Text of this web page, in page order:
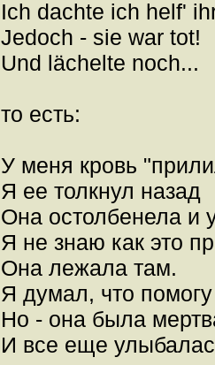
Ich dachte ich helf'
Jedoch - sie war tot!
Und lächelte noch...
то есть:
У меня кровь
Я ее толкнул назад
Она остолбенела и
Я не знаю как это
Она лежала там.
Я думал, что
Но - она была
И все еще